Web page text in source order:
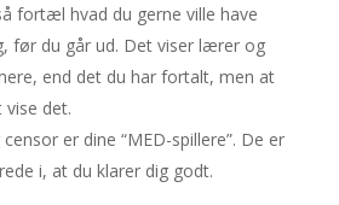
fortæl hvad du gerne ville have
før du går ud. Det viser lærer og
end det du har fortalt, men at
vise det.
er dine “MED-spillere”. De er
i, at du klarer dig godt.